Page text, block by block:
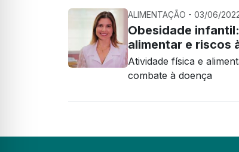
ALIMENTAÇÃO - 03/06/
Obesidade
alimentar e riscos
Atividade física e
combate à doença